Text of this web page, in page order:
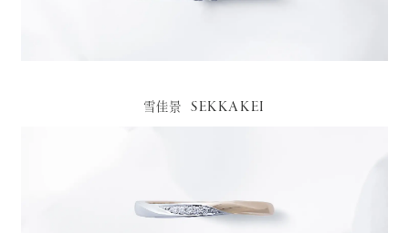
雪佳景 SEKKAKEI